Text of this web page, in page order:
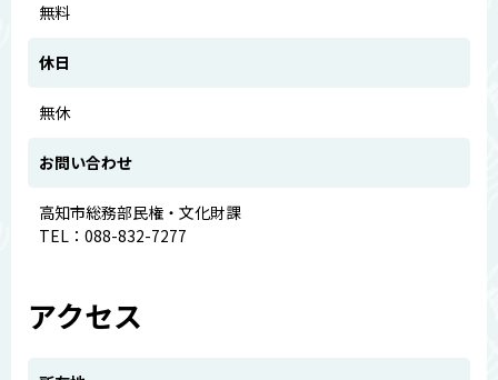
無料
休日
無休
お問い合わせ
高知市総務部民権・文化財課
TEL：088-832-7277
アクセス